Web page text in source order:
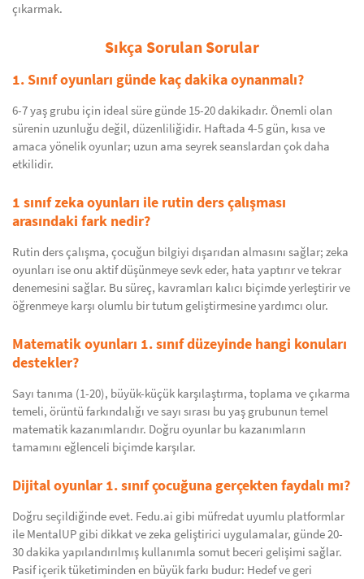
çıkarmak.
Sıkça Sorulan Sorular
1. Sınıf oyunları günde kaç dakika oynanmalı?
6-7 yaş grubu için ideal süre günde 15-20 dakikadır. Önemli olan
sürenin uzunluğu değil, düzenliliğidir. Haftada 4-5 gün, kısa ve
amaca yönelik oyunlar; uzun ama seyrek seanslardan çok daha
etkilidir.
1 sınıf zeka oyunları ile rutin ders çalışması
arasındaki fark nedir?
Rutin ders çalışma, çocuğun bilgiyi dışarıdan almasını sağlar; zeka
oyunları ise onu aktif düşünmeye sevk eder, hata yaptırır ve tekrar
denemesini sağlar. Bu süreç, kavramları kalıcı biçimde yerleştirir ve
öğrenmeye karşı olumlu bir tutum geliştirmesine yardımcı olur.
Matematik oyunları 1. sınıf düzeyinde hangi konuları
destekler?
Sayı tanıma (1-20), büyük-küçük karşılaştırma, toplama ve çıkarma
temeli, örüntü farkındalığı ve sayı sırası bu yaş grubunun temel
matematik kazanımlarıdır. Doğru oyunlar bu kazanımların
tamamını eğlenceli biçimde karşılar.
Dijital oyunlar 1. sınıf çocuğuna gerçekten faydalı mı?
Doğru seçildiğinde evet. Fedu.ai gibi müfredat uyumlu platformlar
ile MentalUP gibi dikkat ve zeka geliştirici uygulamalar, günde 20-
30 dakika yapılandırılmış kullanımla somut beceri gelişimi sağlar.
Pasif içerik tüketiminden en büyük farkı budur: Hedef ve geri